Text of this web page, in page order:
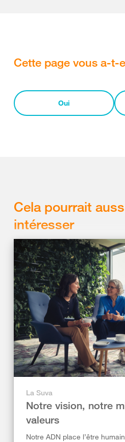
Cette page vous a-t-
Oui
Cela pourrait
intéresser
La Suva
Notre vision, notre
valeurs
Notre ADN place l’être